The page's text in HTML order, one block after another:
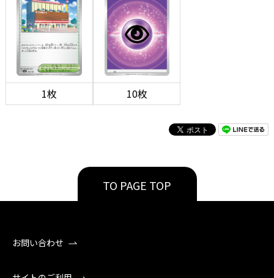
1枚 10枚
TO PAGE TOP
お問い合わせ